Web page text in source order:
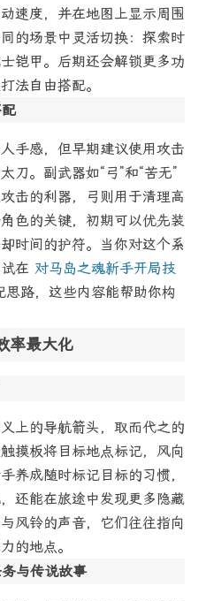
速度，并在地图上显示周围
的场景中灵活切换：探索时
铠甲。后期还会解锁更多功
法自由搭配。
手感，但早期建议使用攻击
刀。副武器如“弓”和“苦无”
击的利器，弓则用于清理高
色的关键，初期可以优先装
时间的护符。当你对这个系
在 对马岛之魂新手开局技
路，这些内容能帮助你构
率最大化
上的导航箭头，取而代之的
摸板将目标地点标记，风向
养成随时标记目标的习惯，
还能在旅途中发现更多隐藏
风铃的声音，它们往往指向
的地点。
与传说故事